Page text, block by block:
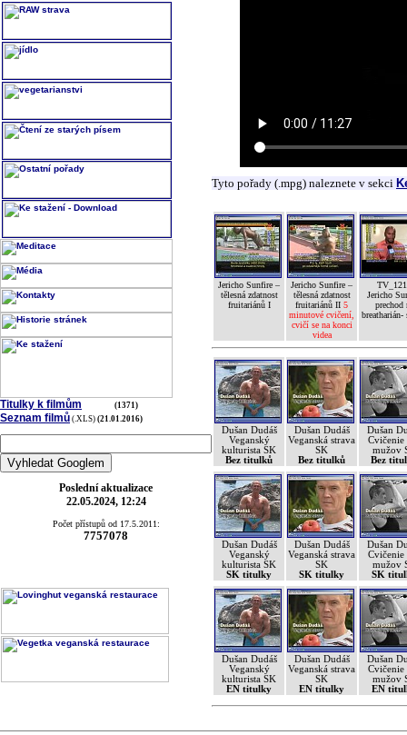
Titulky k filmům (1371)
Seznam filmů (.XLS) (21.01.2016)
Poslední aktualizace
22.05.2024, 12:24
Počet přístupů od 17.5.2011:
7757078
Tyto pořady (.mpg) naleznete v sekci
Jericho Sunfire –
tělesná zdatnost
fruitariánů I
Jericho Sunfire –
tělesná zdatnost
fruitariánů II 5
minutové cvičení,
cvičí se na konci
videa
Jericho
prechod
breatharián-
Dušan Dudáš
Veganský
kulturista SK
Bez titulků
Dušan Dudáš
Veganská strava
SK
Bez titulků
Dušan
Cvičenie
mužov
Bez
Dušan Dudáš
Veganský
kulturista SK
SK titulky
Dušan Dudáš
Veganská strava
SK
SK titulky
Dušan
Cvičenie
mužov
SK
Dušan Dudáš
Veganský
kulturista SK
EN titulky
Dušan Dudáš
Veganská strava
SK
EN titulky
Dušan
Cvičenie
mužov
EN